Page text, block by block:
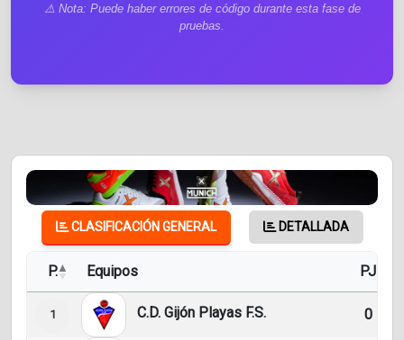
⚠️ Nota: Puede haber errores de código durante esta fase de
pruebas.
CLASIFICACIÓN GENERAL DETALLADA
P. Equipos PJ
1 C.D. Gijón Playas F.S. 0